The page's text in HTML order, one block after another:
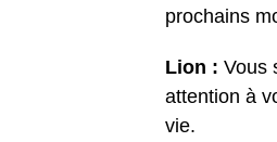
prochains
Lion : Vous
attention à
vie.